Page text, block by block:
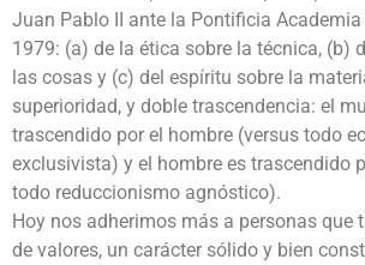
Juan Pablo II ante la Pontificia Academia
1979: (a) de la ética sobre la técnica, (b)
las cosas y (c) del espíritu sobre la
superioridad, y doble trascendencia: el
trascendido por el hombre (versus todo
exclusivista) y el hombre es trascendido
todo reduccionismo agnóstico).
Hoy nos adherimos más a personas que
de valores, un carácter sólido y bien